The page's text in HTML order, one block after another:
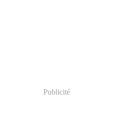
Publicité